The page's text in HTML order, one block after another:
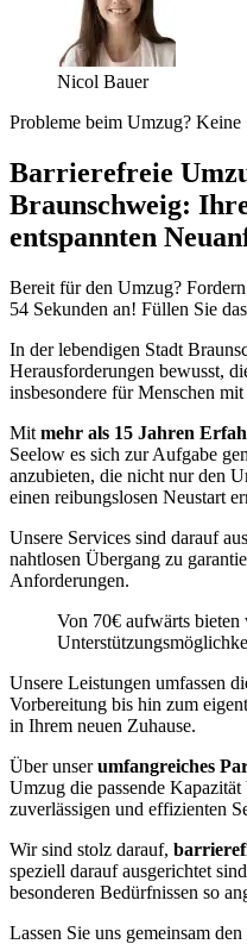
Nicol Bauer
Probleme beim Umzug? Keine
Barrierefreie
Braunschweig:
entspannten
Bereit für den Umzug?
54 Sekunden an! Füllen Sie
In der lebendigen Stadt
Herausforderungen bewusst,
insbesondere für Menschen
Mit mehr als 15 Jahren
Seelow es sich zur Aufgabe
anzubieten, die nicht nur den
einen reibungslosen Neustart
Unsere Services sind darauf
nahtlosen Übergang zu
Anforderungen.
Von 70€ aufwärts
Unsere Leistungen umfassen
Vorbereitung bis hin zum
in Ihrem neuen Zuhause.
Über unserumfangreiches
Umzug die passende
zuverlässigen und effizienten
Wir sind stolz darauf,
speziell darauf ausgerichtet
besonderen Bedürfnissen so
Lassen Sie uns gemeinsam den